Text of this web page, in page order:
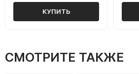
КУПИТЬ
СМОТРИТЕ ТАКЖЕ